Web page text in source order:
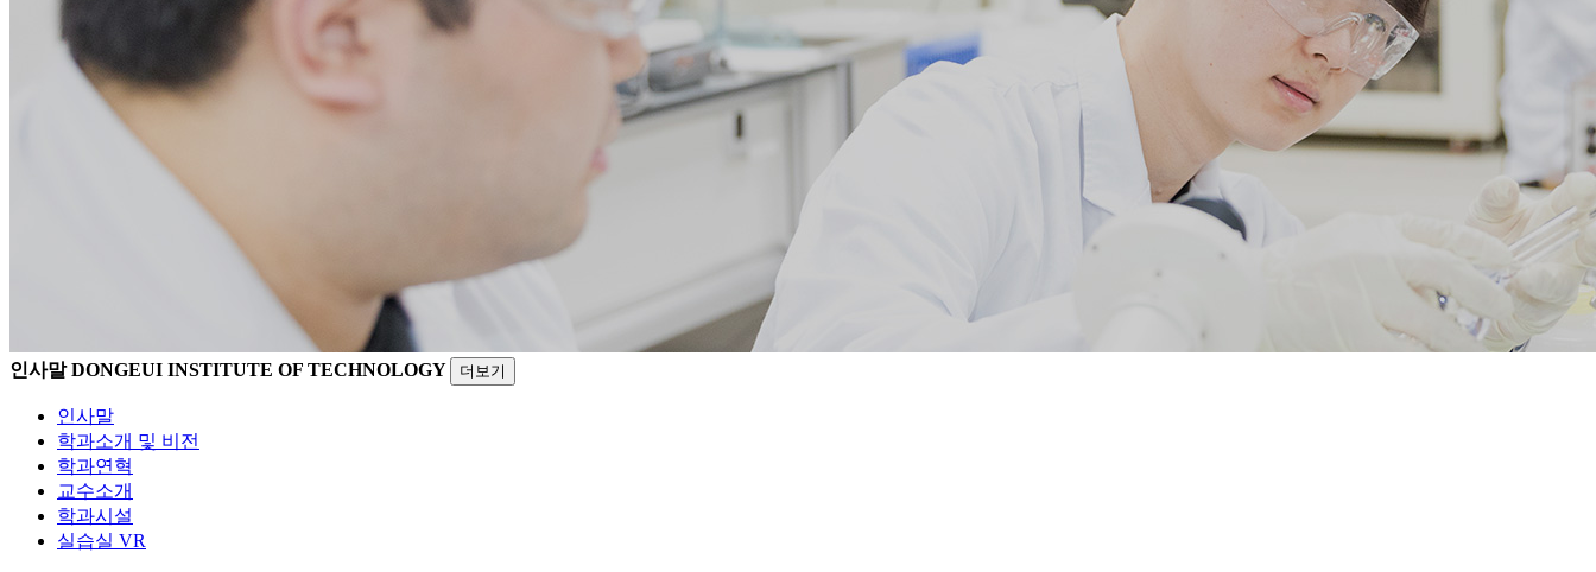
인사말DONGEUI INSTITUTE OF TECHNOLOGY 더보기
인사말
학과소개 및 비전
학과연혁
교수소개
학과시설
실습실 VR